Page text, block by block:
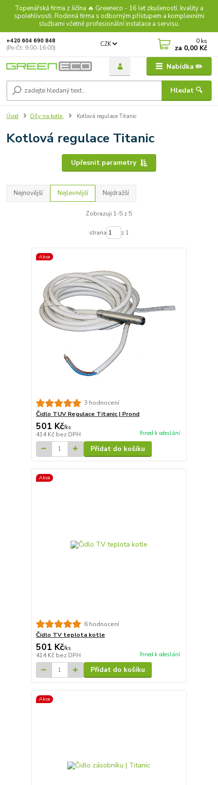
Topenářská firma z Jičína 🔥 Greeneco - 16 let zkušeností, kvality a
spolehlivosti. Rodinná firma s odborným přístupem a komplexními
službami včetně profesionální instalace a servisu.
Nabídka ✏️
CZK
Hledat 🔍
+420 604 690 848
(Po-Čt: 9:00-16:00)
0 ks
za 0,00 Kč
Úvod Díly na kotle Kotlová regulace Titanic
Kotlová regulace Titanic
Upřesnit parametry
Nejnovější Nejlevnější Nejdražší
Zobrazuji 1-5 z 5
strana z 1
Akce
3 hodnocení
Čidlo TUV Regulace Titanic | Prond
501 Kč/ks
414 Kč bez DPH Ihned k odeslání
Přidat do košíku
Akce
6 hodnocení
Čidlo TV teplota kotle
501 Kč/ks
414 Kč bez DPH Ihned k odeslání
Přidat do košíku
Akce